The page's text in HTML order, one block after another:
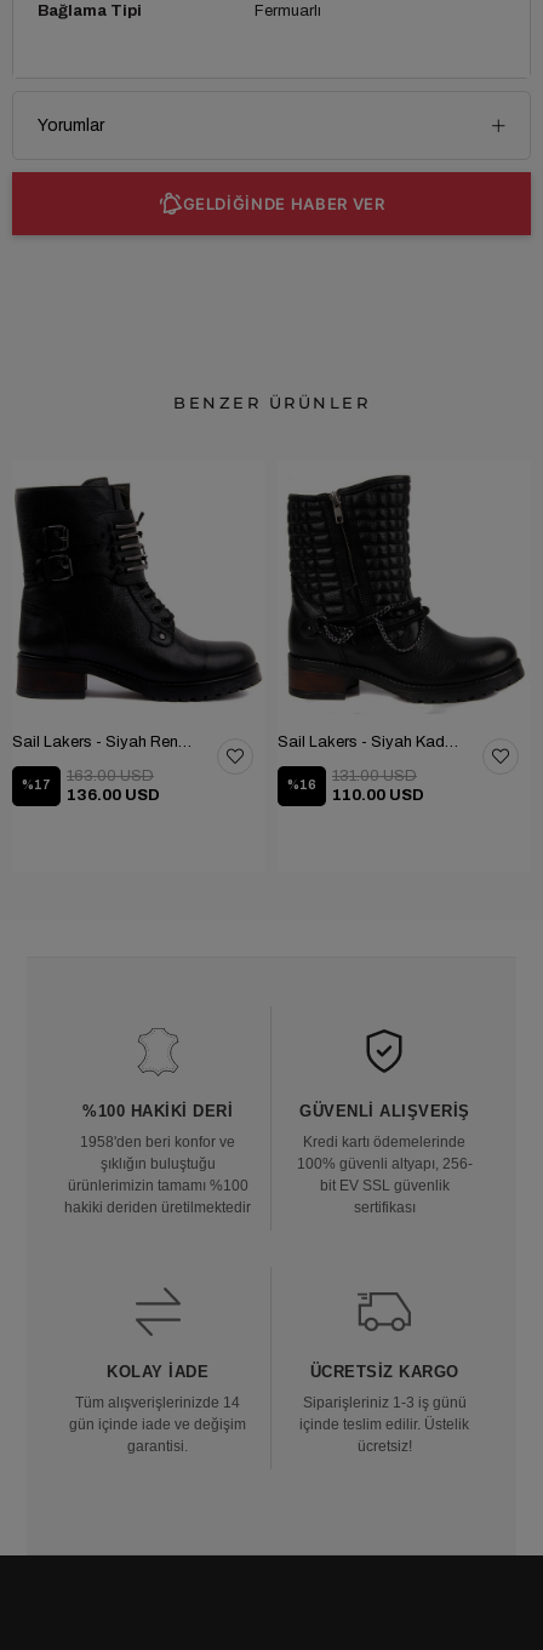
Bağlama Tipi Fermuarlı
Yorumlar
GELDİĞİNDE HABER VER
BENZER ÜRÜNLER
%17
136.00 USD
163.00 USD
%16
110.00 USD
131.00 USD
%100 HAKIKI DERI
1958'den beri konfor ve
şıklığın buluştuğu
ürünlerimizin tamamı %100
hakiki deriden üretilmektedir
GÜVENLI ALIŞVERIŞ
Kredi kartı ödemelerinde
100% güvenli altyapı, 256-
bit EV SSL güvenlik
sertifikası
KOLAY İADE
Tüm alışverişlerinizde 14
gün içinde iade ve değişim
garantisi.
ÜCRETSIZ KARGO
Siparişleriniz 1-3 iş günü
içinde teslim edilir. Üstelik
ücretsiz!